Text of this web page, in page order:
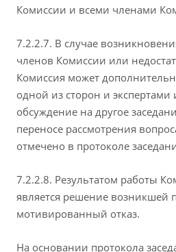
Комиссии и всеми членами
7.2.2.7. В случае
членов Комиссии или
Комиссия может
одной из сторон и экспертами
обсуждение на другое
переносе рассмотрения
отмечено в протоколе
7.2.2.8. Результатом работы
является решение возникшей
мотивированный отказ.
На основании протокола